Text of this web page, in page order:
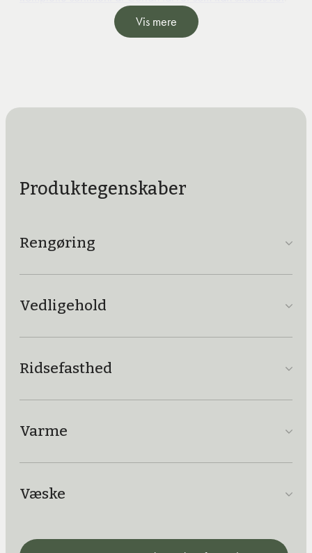
Vis mere
Produktegenskaber
Rengøring
Vedligehold
Ridsefasthed
Varme
Væske